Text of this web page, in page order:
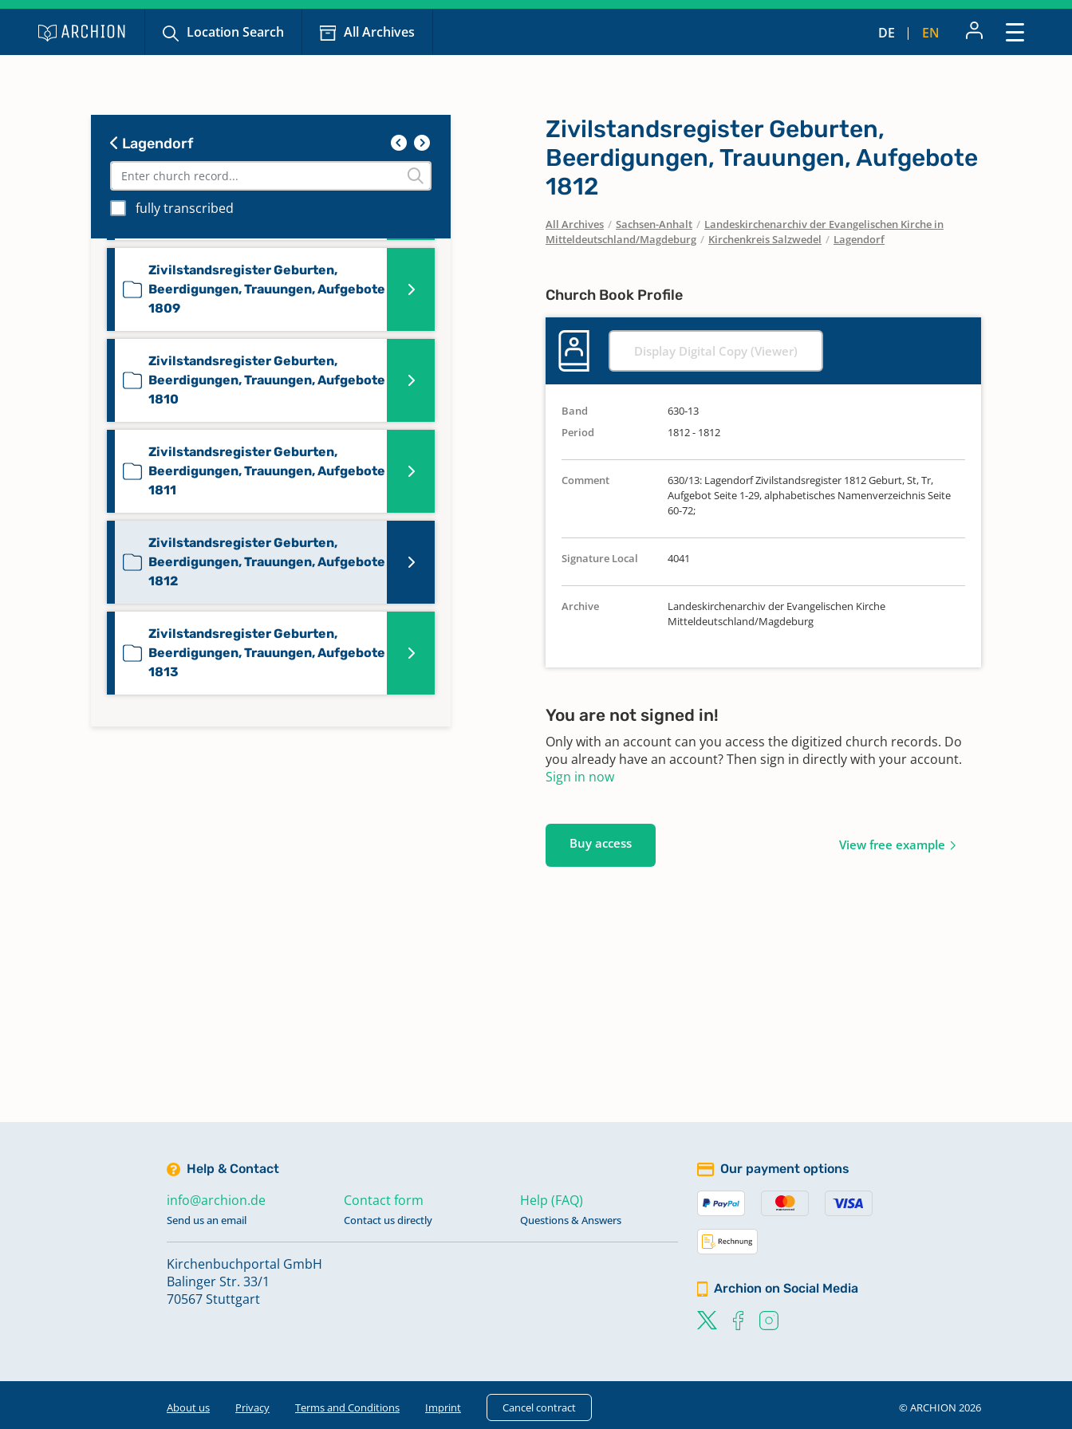
Location Search All Archives DE EN
Lagendorf
fully transcribed
1896, Kommunikanten Statistik
1863-1902
Zivilstandsregister Geburten,
1808
Zivilstandsregister Geburten,
Beerdigungen, Trauungen, Aufgebote
1809
Zivilstandsregister Geburten,
Beerdigungen, Trauungen, Aufgebote
1810
Zivilstandsregister Geburten,
Beerdigungen, Trauungen, Aufgebote
1811
Zivilstandsregister Geburten,
Beerdigungen, Trauungen, Aufgebote
1812
Zivilstandsregister Geburten,
Beerdigungen, Trauungen, Aufgebote
1813
Zivilstandsregister Geburten,
Beerdigungen, Trauungen, Aufgebote
1812
All Archives / Sachsen-Anhalt / Landeskirchenarchiv der Evangelischen Kirche in
Mitteldeutschland/Magdeburg / Kirchenkreis Salzwedel / Lagendorf
Church Book Profile
Display Digital Copy (Viewer)
Band
630-13
Period
1812 - 1812
Comment
630/13: Lagendorf Zivilstandsregister 1812 Geburt, St, Tr,
Aufgebot Seite 1-29, alphabetisches Namenverzeichnis Seite
60-72;
Signature Local 4041
Archive
Landeskirchenarchiv der Evangelischen Kirche
Mitteldeutschland/Magdeburg
You are not signed in!
Only with an account can you access the digitized church records. Do
you already have an account? Then sign in directly with your account.
Sign in now
Buy access View free example
Help & Contact
info@archion.de
Send us an email
Contact form
Contact us directly
Help (FAQ)
Questions & Answers
Kirchenbuchportal GmbH
Balinger Str. 33/1
70567 Stuttgart
Our payment options
Archion on Social Media
About us Privacy Terms and Conditions Imprint Cancel contract © ARCHION 2026